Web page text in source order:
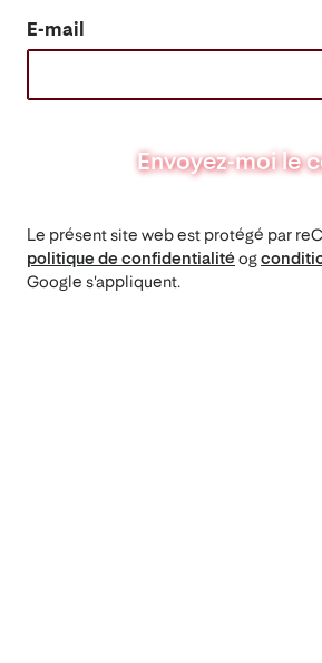
E-mail
Envoyez-moi le
Le présent site web est protégé par
politique de confidentialitéog
Google s'appliquent.